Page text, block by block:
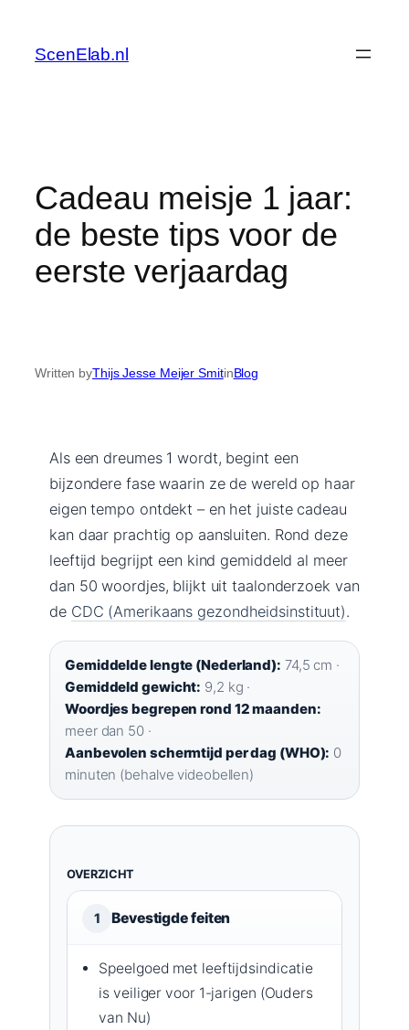
content
ScenElab.nl
Cadeau meisje 1 jaar:
de beste tips voor de
eerste verjaardag
Written byThijs Jesse Meijer SmitinBlog
Als een dreumes 1 wordt, begint een
bijzondere fase waarin ze de wereld op haar
eigen tempo ontdekt – en het juiste cadeau
kan daar prachtig op aansluiten. Rond deze
leeftijd begrijpt een kind gemiddeld al meer
dan 50 woordjes, blijkt uit taalonderzoek van
de CDC (Amerikaans gezondheidsinstituut).
Gemiddelde lengte (Nederland): 74,5 cm ·
Gemiddeld gewicht: 9,2 kg ·
Woordjes begrepen rond 12 maanden:
meer dan 50 ·
Aanbevolen schermtijd per dag (WHO): 0
minuten (behalve videobellen)
OVERZICHT
1 Bevestigde feiten
Speelgoed met leeftijdsindicatie
is veiliger voor 1-jarigen (Ouders
van Nu)